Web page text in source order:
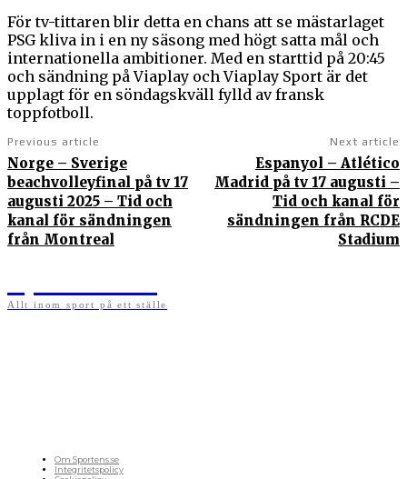
För tv-tittaren blir detta en chans att se mästarlaget
PSG kliva in i en ny säsong med högt satta mål och
internationella ambitioner. Med en starttid på 20:45
och sändning på Viaplay och Viaplay Sport är det
upplagt för en söndagskväll fylld av fransk
toppfotboll.
Previous article
Norge – Sverige
beachvolleyfinal på tv 17
augusti 2025 – Tid och
kanal för sändningen
från Montreal
Next article
Espanyol – Atlético
Madrid på tv 17 augusti –
Tid och kanal för
sändningen från RCDE
Stadium
Allt inom sport på ett ställe
Om Sportens.se
Integritetspolicy